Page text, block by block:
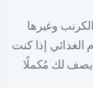
وغيرها
إذا كنت
يصف لك مُكملًا